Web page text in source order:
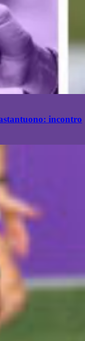
incontro